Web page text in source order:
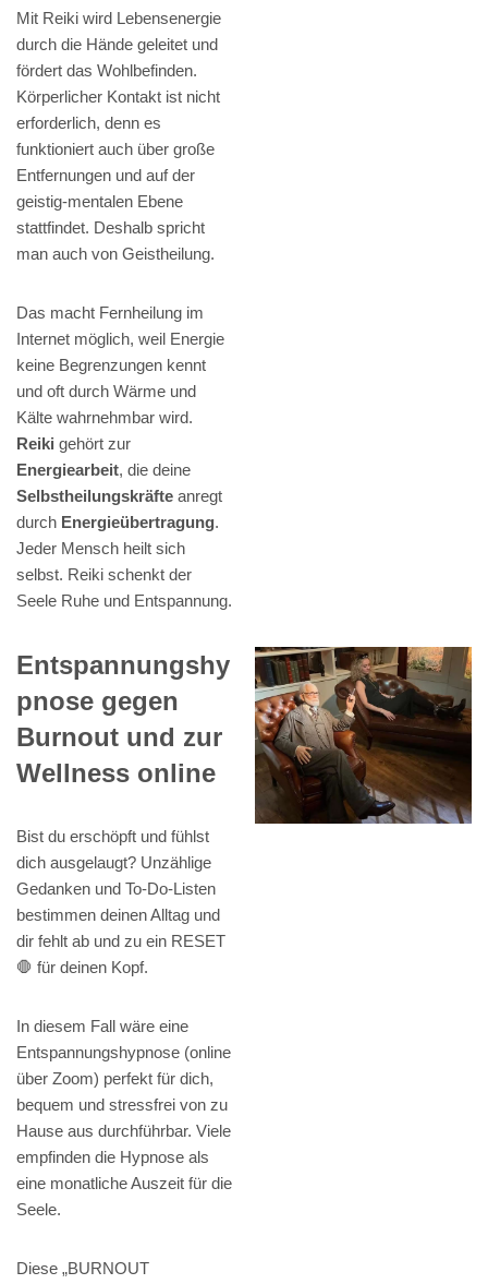
Mit Reiki wird Lebensenergie
durch die Hände geleitet und
fördert das Wohlbefinden.
Körperlicher Kontakt ist nicht
erforderlich, denn es
funktioniert auch über große
Entfernungen und auf der
geistig-mentalen Ebene
stattfindet. Deshalb spricht
man auch von Geistheilung.
Das macht Fernheilung im
Internet möglich, weil Energie
keine Begrenzungen kennt
und oft durch Wärme und
Kälte wahrnehmbar wird.
Reiki gehört zur
Energiearbeit, die deine
Selbstheilungskräfte anregt
durch Energieübertragung.
Jeder Mensch heilt sich
selbst. Reiki schenkt der
Seele Ruhe und Entspannung.
Entspannungshy
pnose gegen
Burnout und zur
Wellness online
Bist du erschöpft und fühlst
dich ausgelaugt? Unzählige
Gedanken und To-Do-Listen
bestimmen deinen Alltag und
dir fehlt ab und zu ein RESET
🛑 für deinen Kopf.
In diesem Fall wäre eine
Entspannungshypnose (online
über Zoom) perfekt für dich,
bequem und stressfrei von zu
Hause aus durchführbar. Viele
empfinden die Hypnose als
eine monatliche Auszeit für die
Seele.
Diese „BURNOUT